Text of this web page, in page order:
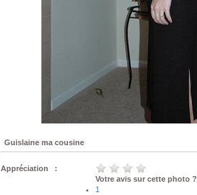
Guislaine ma cousine
Appréciation :
Votre avis sur cette photo ?
1